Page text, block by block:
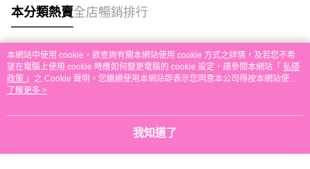
本分類熱賣全店暢銷排行
熱門標籤
熱銷排行
本網站中使用 cookie，欲查詢有關本網站使用 cookie 方式之詳情，及若您不希
望在電腦上使用 cookie 時應如何變更電腦的 cookie 設定，請參閱本網站「 私隱
政策 」之 Cookie 聲明。您繼續使用本網站即表示您同意本公司得按本網站使用
條款之 Cookie 聲明使用 cookie。
了解更多 >
我知道了